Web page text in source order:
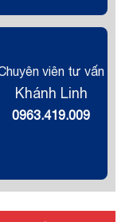
viên tư vấn
Khánh Linh
0963.419.009